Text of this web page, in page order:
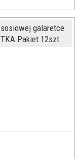
galaretce
Pakiet 12szt.